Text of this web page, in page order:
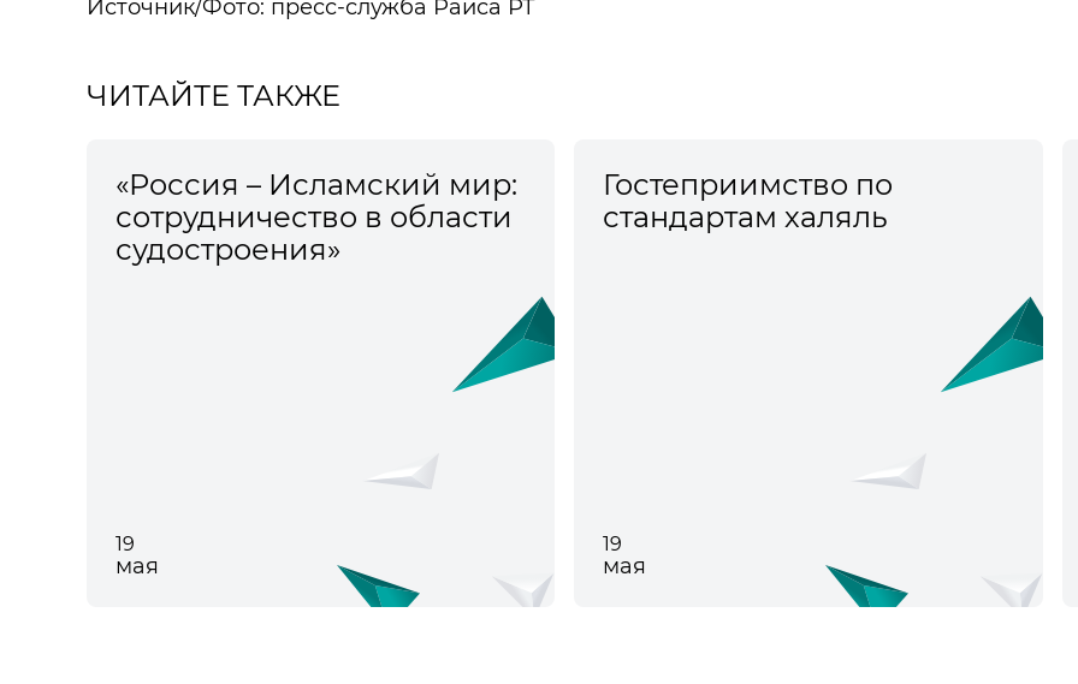
Источник/Фото: пресс-служба Раиса РТ
ЧИТАЙТЕ ТАКЖЕ
«Россия – Исламский мир:
сотрудничество в области
судостроения»
19
мая
Гостеприимство по
стандартам халяль
19
мая